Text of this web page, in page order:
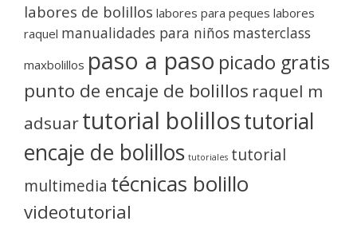
labores de bolillos labores para peques labores
raquel manualidades para niños masterclass
maxbolillos paso a paso picado gratis
punto de encaje de bolillos raquel m
adsuartutorial bolillostutorial
encaje de bolillos tutoriales tutorial
multimedia técnicas bolillo
videotutorial